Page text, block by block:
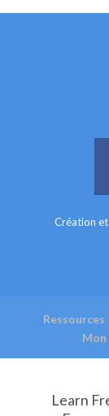
Création
Ressources
Learn